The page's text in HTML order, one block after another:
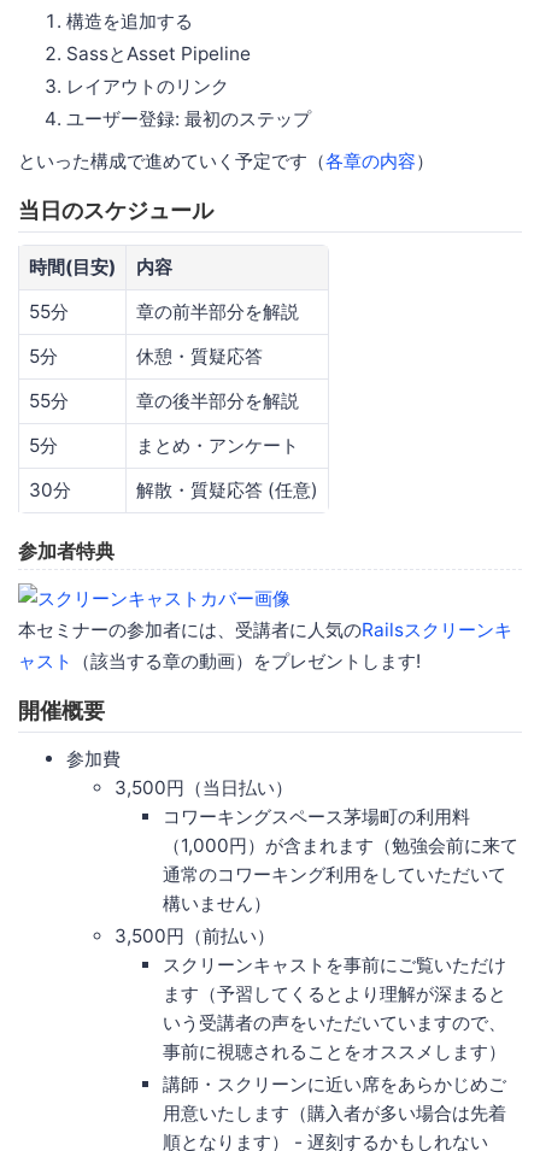
構造を追加する
SassとAsset Pipeline
レイアウトのリンク
ユーザー登録: 最初のステップ
といった構成で進めていく予定です（各章の内容）
当日のスケジュール
時間(目安)
内容
55分
章の前半部分を解説
5分
休憩・質疑応答
55分
章の後半部分を解説
5分
まとめ・アンケート
30分
解散・質疑応答 (任意)
参加者特典
本セミナーの参加者には、受講者に人気のRailsスクリーンキ
ャスト
（該当する章の動画）をプレゼントします!
開催概要
参加費
3,500円（当日払い）
コワーキングスペース茅場町の利用料
（1,000円）が含まれます（勉強会前に来て
通常のコワーキング利用をしていただいて
構いません）
3,500円（前払い）
スクリーンキャストを事前にご覧いただけ
ます（予習してくるとより理解が深まると
いう受講者の声をいただいていますので、
事前に視聴されることをオススメします）
講師・スクリーンに近い席をあらかじめご
用意いたします（購入者が多い場合は先着
順となります） - 遅刻するかもしれない